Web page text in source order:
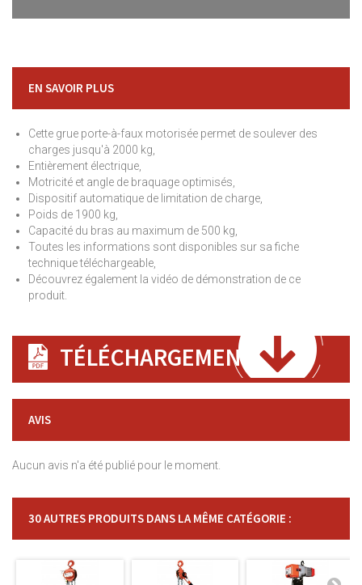
EN SAVOIR PLUS
Cette grue porte-à-faux motorisée permet de soulever des
charges jusqu'à 2000 kg,
Entièrement électrique,
Motricité et angle de braquage optimisés,
Dispositif automatique de limitation de charge,
Poids de 1900 kg,
Capacité du bras au maximum de 500 kg,
Toutes les informations sont disponibles sur sa fiche
technique téléchargeable,
Découvrez également la vidéo de démonstration de ce
produit.
TÉLÉCHARGEMENT
AVIS
Aucun avis n'a été publié pour le moment.
30 AUTRES PRODUITS DANS LA MÊME CATÉGORIE :